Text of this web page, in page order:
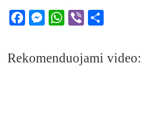
Facebook
Messenger
WhatsApp
Viber
Rekomenduojami video: